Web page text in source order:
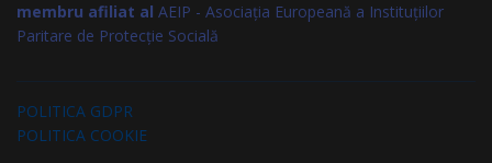
membru afiliat al AEIP - Asociația Europeană a Instituțiilor
Paritare de Protecție Socială
POLITICA GDPR
POLITICA COOKIE